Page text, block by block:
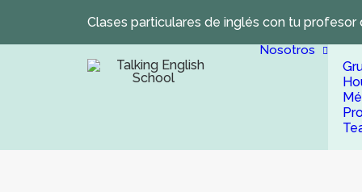
Clases particulares de inglés con tu
Nosotros